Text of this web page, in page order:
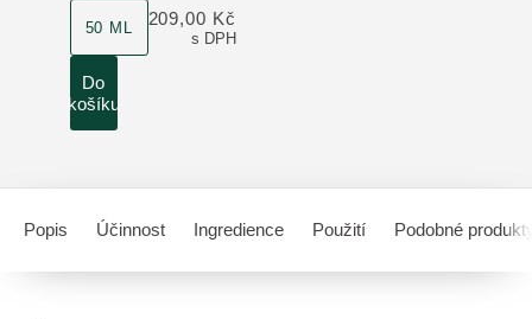
velikost produktu
50 ML
s DPH
209,00 Kč
Do
košíku
Popis Účinnost Ingredience Použití Podobné